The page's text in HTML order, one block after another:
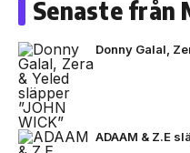
Senaste från
Donny Galal,
ADAAM & Z.E